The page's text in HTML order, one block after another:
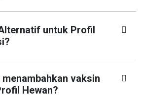
untuk Profil
vaksin
Hewan?